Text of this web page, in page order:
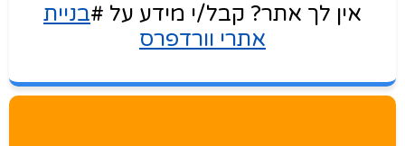
אין לך אתר? קבל/י מידע על #בניית
אתרי וורדפרס